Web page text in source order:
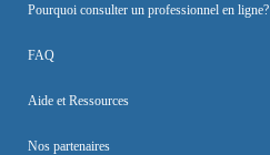
Pourquoi consulter un professionnel en ligne?
FAQ
Aide et Ressources
Nos partenaires